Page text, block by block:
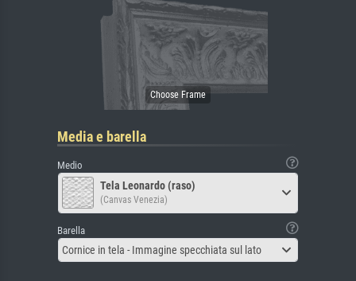
Media e barella
Medio
Tela Leonardo (raso)
(Canvas Venezia)
Barella
Cornice in tela - Immagine specchiata sul lato